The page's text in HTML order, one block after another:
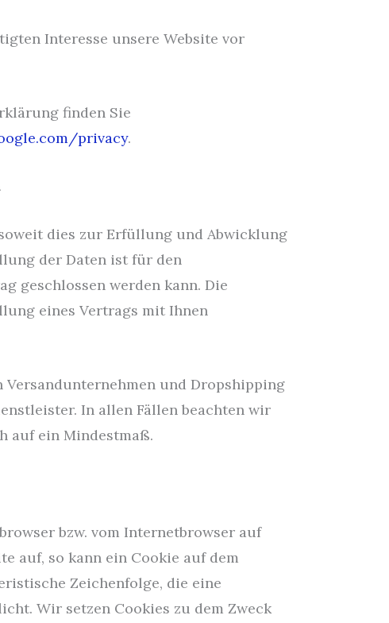
Interesse unsere Website vor
finden Sie
privacy.
dies zur Erfüllung und Abwicklung
der Daten ist für den
geschlossen werden kann. Die
eines Vertrags mit Ihnen
und Dropshipping
In allen Fällen beachten wir
auf ein Mindestmaß.
bzw. vom Internetbrowser auf
auf, so kann ein Cookie auf dem
Zeichenfolge, die eine
Wir setzen Cookies zu dem Zweck